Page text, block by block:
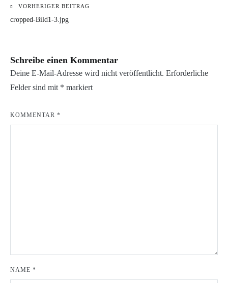
Beitragsnavigation
VORHERIGER BEITRAG
cropped-Bild1-3.jpg
Schreibe einen Kommentar
Deine E-Mail-Adresse wird nicht veröffentlicht. Erforderliche
Felder sind mit * markiert
KOMMENTAR *
NAME *